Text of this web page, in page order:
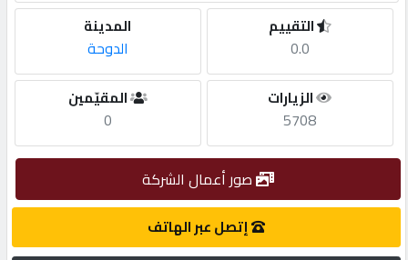
مطلوب
طلب
الاحصائيات
المدينة
الدوحة
التقييم
0.0
المقيّمين
0
الزيارات
5708
صور أعمال الشركة
إتصل عبر الهاتف